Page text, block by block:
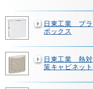
日東工業 プラ
ボックス
日東工業 熱対
策キャビネット